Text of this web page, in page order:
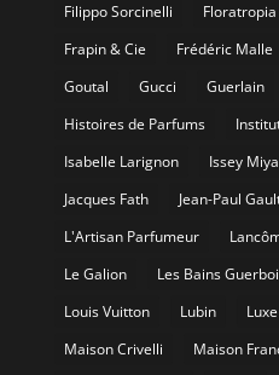
Filippo Sorcinelli
Floratropia
Frapin & Cie
Frédéric Malle
Goutal
Gucci Guerlain
Histoires de Parfums
Isabelle Larignon
Issey
Jacques Fath
Jean-Paul
L'Artisan Parfumeur
Le Galion
Les Bains
Louis Vuitton
Lubin Luxe
Maison Crivelli
Maison